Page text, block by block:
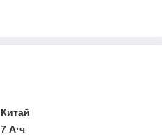
Китай
7 А·ч